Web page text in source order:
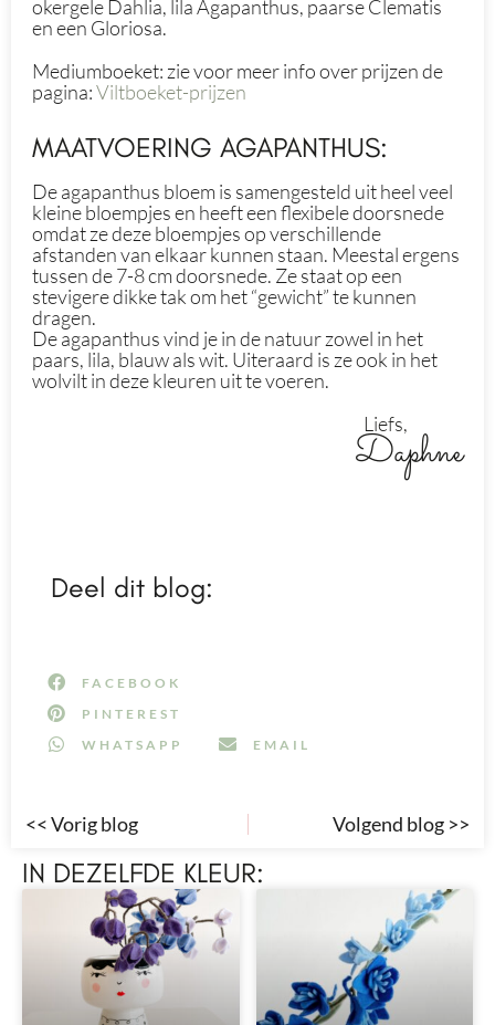
okergele Dahlia, lila Agapanthus, paarse Clematis
en een Gloriosa.
Mediumboeket: zie voor meer info over prijzen de
pagina:Viltboeket-prijzen
MAATVOERING AGAPANTHUS:
De agapanthus bloem is samengesteld uit heel veel
kleine bloempjes en heeft een flexibele doorsnede
omdat ze deze bloempjes op verschillende
afstanden van elkaar kunnen staan. Meestal ergens
tussen de 7-8 cm doorsnede. Ze staat op een
stevigere dikke tak om het “gewicht” te kunnen
dragen.
De agapanthus vind je in de natuur zowel in het
paars, lila, blauw als wit. Uiteraard is ze ook in het
wolvilt in deze kleuren uit te voeren.
Liefs,
Daphne
Deel dit blog:
FACEBOOK
PINTEREST
WHATSAPP
EMAIL
<< Vorig blog Volgend blog >>
IN DEZELFDE KLEUR: